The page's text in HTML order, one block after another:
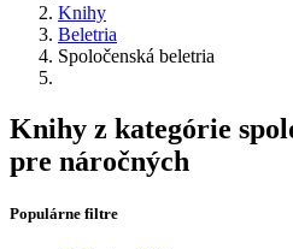
Knihy
Beletria
Spoločenská beletria
Knihy z kategórie
pre náročných
Populárne filtre